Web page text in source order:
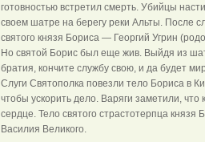
готовностью встретил смерть. Убийцы
своем шатре на берегу реки Альты. После
святого князя Бориса — Георгий Угрин
Но святой Борис был еще жив. Выйдя из
братия, кончите службу свою, и да будет
Слуги Святополка повезли тело Бориса в
чтобы ускорить дело. Варяги заметили,
сердце. Тело святого страстотерпца
Василия Великого.